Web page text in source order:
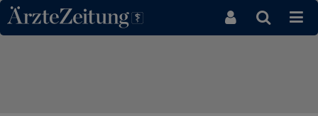
Direkt zum Inhaltsbereich